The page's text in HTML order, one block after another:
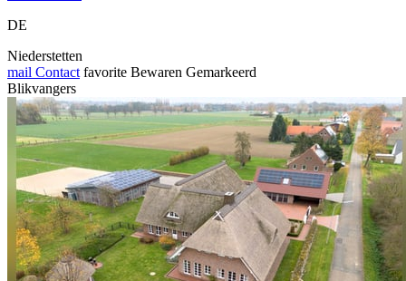
DE
Niederstetten
mail Contact favorite Bewaren Gemarkeerd
Blikvangers